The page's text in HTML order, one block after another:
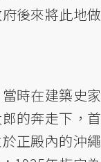
後來將此地做
時在建築史家
的奔走下，首
正殿內的沖繩